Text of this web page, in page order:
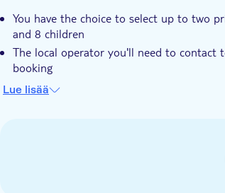
You have the choice to select up to two
and 8 children
The local operator you'll need to contact
booking
Please note on arrival to the islet, there
Lue lisää